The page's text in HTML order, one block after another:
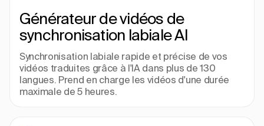
Générateur de vidéos de
synchronisation labiale AI
Synchronisation labiale rapide et précise de vos
vidéos traduites grâce à l'IA dans plus de 130
langues. Prend en charge les vidéos d'une durée
maximale de 5 heures.